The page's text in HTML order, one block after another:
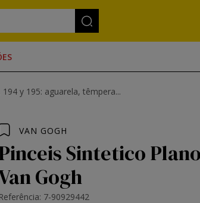
y 195: aguarela, têmpera...
VAN GOGH
Sintetico
Gogh
Referência: 7-90929442